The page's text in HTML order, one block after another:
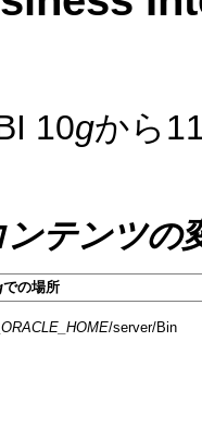
10gから
テンツの
での場所
/server/Bin